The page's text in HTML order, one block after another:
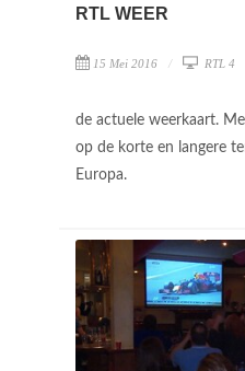
RTL WEER
15 Mei 2016 RTL 4
de actuele weerkaart.
op de korte en langere
Europa.